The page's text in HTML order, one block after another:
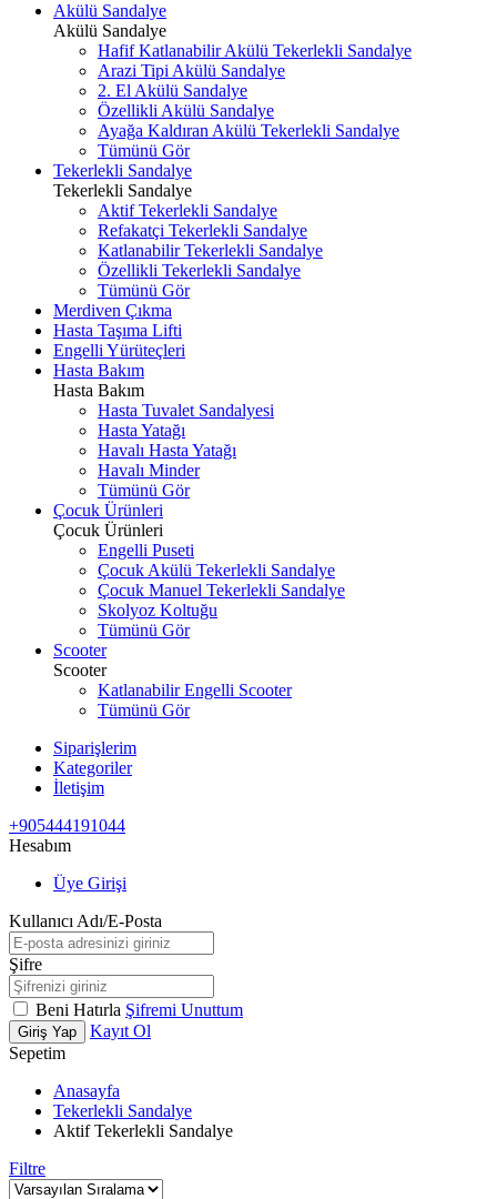
Akülü Sandalye
Akülü Sandalye
Hafif Katlanabilir Akülü Tekerlekli Sandalye
Arazi Tipi Akülü Sandalye
2. El Akülü Sandalye
Özellikli Akülü Sandalye
Ayağa Kaldıran Akülü Tekerlekli Sandalye
Tümünü Gör
Tekerlekli Sandalye
Tekerlekli Sandalye
Aktif Tekerlekli Sandalye
Refakatçi Tekerlekli Sandalye
Katlanabilir Tekerlekli Sandalye
Özellikli Tekerlekli Sandalye
Tümünü Gör
Merdiven Çıkma
Hasta Taşıma Lifti
Engelli Yürüteçleri
Hasta Bakım
Hasta Bakım
Hasta Tuvalet Sandalyesi
Hasta Yatağı
Havalı Hasta Yatağı
Havalı Minder
Tümünü Gör
Çocuk Ürünleri
Çocuk Ürünleri
Engelli Puseti
Çocuk Akülü Tekerlekli Sandalye
Çocuk Manuel Tekerlekli Sandalye
Skolyoz Koltuğu
Tümünü Gör
Scooter
Scooter
Katlanabilir Engelli Scooter
Tümünü Gör
Siparişlerim
Kategoriler
İletişim
+905444191044
Hesabım
Üye Girişi
Kullanıcı Adı/E-Posta
Şifre
Beni Hatırla Şifremi Unuttum
Giriş Yap
Kayıt Ol
Sepetim
Anasayfa
Tekerlekli Sandalye
Aktif Tekerlekli Sandalye
Filtre